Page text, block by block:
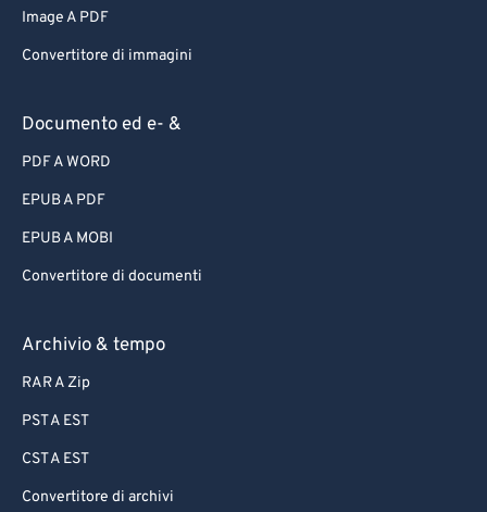
Image A PDF
Convertitore di immagini
Documento ed e- &
PDF A WORD
EPUB A PDF
EPUB A MOBI
Convertitore di documenti
Archivio & tempo
RAR A Zip
PST A EST
CST A EST
Convertitore di archivi